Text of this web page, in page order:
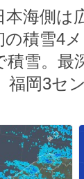
海側は
積雪4
雪。最
福岡3セ